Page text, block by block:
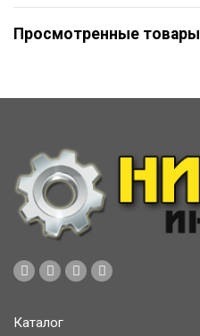
Просмотренные товары
Каталог